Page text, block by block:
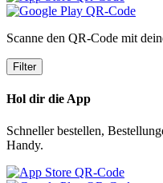
Scanne den QR-Code mit
Filter
Hol dir die App
Schneller bestellen,
Handy.